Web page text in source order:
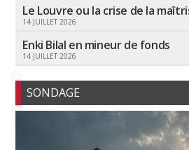
Le Louvre ou la crise de la
14 JUILLET 2026
Enki Bilal en mineur de fonds
14 JUILLET 2026
SONDAGE